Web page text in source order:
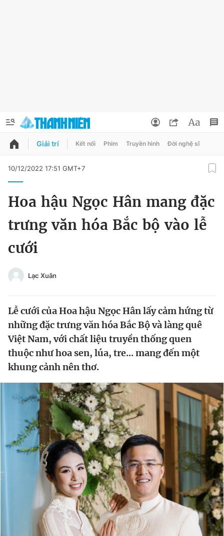
QUẢNG CÁO
Chuyên mục khác
Video Magazine
Sản phẩm khác
Thông tin tòa soạn Liên hệ quảng cáo
Đọc Thanh Niên trên điện thoại
Đổi mật khẩu
Tin đã lưu
Tin đã xem
Đăng xuất
Giải trí Kết nối Phim Truyền hình Đời nghệ sĩ
10/12/2022 17:51 GMT+7
Hoa hậu Ngọc Hân mang đặc
trưng văn hóa Bắc bộ vào lễ
cưới
Lạc Xuân
Lễ cưới của Hoa hậu Ngọc Hân lấy cảm hứng từ
những đặc trưng văn hóa Bắc Bộ và làng quê
Việt Nam, với chất liệu truyền thống quen
thuộc như hoa sen, lúa, tre... mang đến một
khung cảnh nên thơ.